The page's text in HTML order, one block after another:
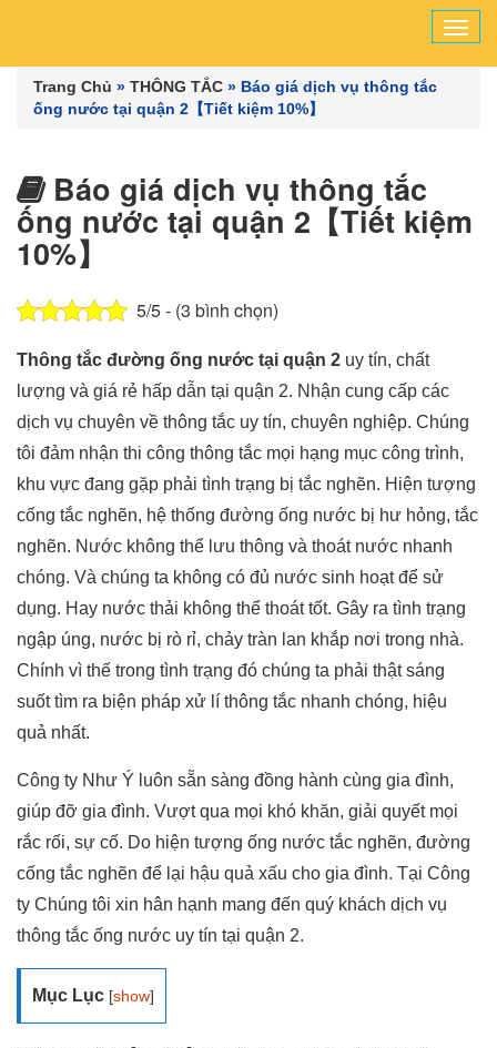
Trang Chủ » THÔNG TẮC » Báo giá dịch vụ thông tắc
ống nước tại quận 2【Tiết kiệm 10%】
Báo giá dịch vụ thông tắc
ống nước tại quận 2【Tiết kiệm
10%】
5/5 - (3 bình chọn)
Thông tắc đường ống nước tại quận 2 uy tín, chất
lượng và giá rẻ hấp dẫn tại quận 2. Nhận cung cấp các
dịch vụ chuyên về thông tắc uy tín, chuyên nghiệp. Chúng
tôi đảm nhận thi công thông tắc mọi hạng mục công trình,
khu vực đang gặp phải tình trạng bị tắc nghẽn. Hiện tượng
cống tắc nghẽn, hệ thống đường ống nước bị hư hỏng, tắc
nghẽn. Nước không thể lưu thông và thoát nước nhanh
chóng. Và chúng ta không có đủ nước sinh hoạt để sử
dụng. Hay nước thải không thể thoát tốt. Gây ra tình trạng
ngập úng, nước bị rò rỉ, chảy tràn lan khắp nơi trong nhà.
Chính vì thế trong tình trạng đó chúng ta phải thật sáng
suốt tìm ra biện pháp xử lí thông tắc nhanh chóng, hiệu
quả nhất.
Công ty Như Ý luôn sẵn sàng đồng hành cùng gia đình,
giúp đỡ gia đình. Vượt qua mọi khó khăn, giải quyết mọi
rắc rối, sự cố. Do hiện tượng ống nước tắc nghẽn, đường
cống tắc nghẽn để lại hậu quả xấu cho gia đình. Tại Công
ty Chúng tôi xin hân hạnh mang đến quý khách dịch vụ
thông tắc ống nước uy tín tại quận 2.
Mục Lục [show]